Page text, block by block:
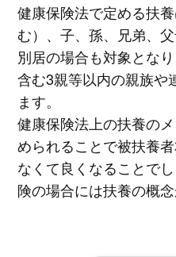
健康保険法で定める扶
む）、子、孫、兄弟、
別居の場合も対象とな
含む3親等以内の親族や
ます。
健康保険法上の扶養の
められることで被扶養
なくて良くなることで
険の場合には扶養の概念